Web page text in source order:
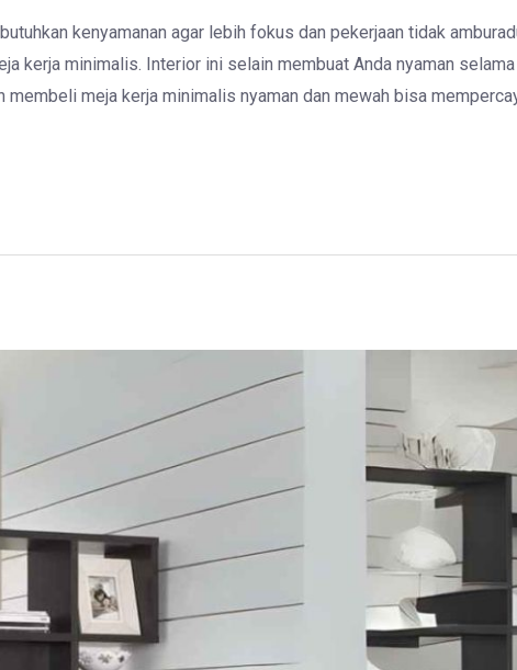
kenyamanan agar lebih fokus dan pekerjaan tidak
kerja minimalis. Interior ini selain membuat Anda nyaman
membeli meja kerja minimalis nyaman dan mewah bisa